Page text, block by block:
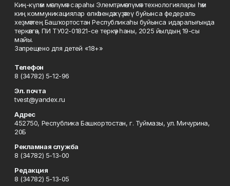
Киң-күләм мәғлүмәт сараһы Элемтә, мәғлүмәт технологиялары һәм
киң коммуникациялар өлкәһендә күҙәтеү буйынса федераль
хеҙмәттең Башҡортостан Республикаһы буйынса идаралығында
теркәлгән, ПИ ТУ02-01821-се теркәү һаны, 2025 йылдың 19-сы
майы.
Запрещено для детей «18+»
Телефон
8 (34782) 5-12-96
Эл. почта
tvest@yandex.ru
Адрес
452750, Республика Башкортостан, г. Туймазы, ул. Мичурина,
20Б
Рекламная служба
8 (34782) 5-13-00
Редакция
8 (34782) 5-13-05